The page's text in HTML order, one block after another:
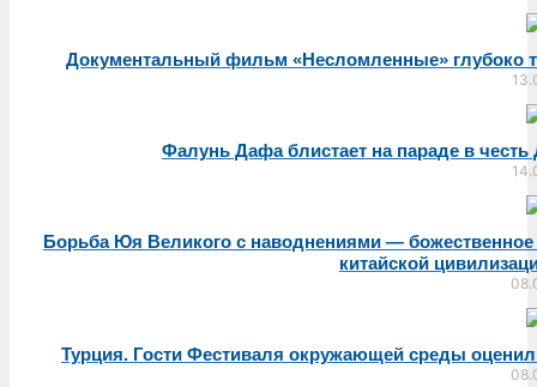
Документальный фильм «Несломленные» глубоко
Фалунь Дафа блистает на параде в
Борьба Юя Великого с наводнениями —
китайской
Турция. Гости Фестиваля окружающей среды